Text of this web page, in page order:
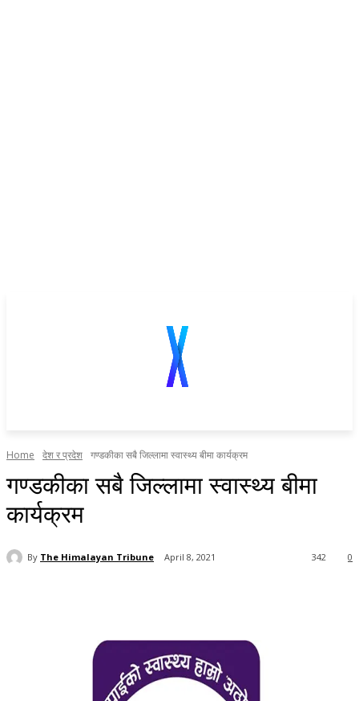
Home देश र प्रदेश गण्डकीका सबै जिल्लामा स्वास्थ्य बीमा कार्यक्रम
गण्डकीका सबै जिल्लामा स्वास्थ्य बीमा
कार्यक्रम
By The Himalayan Tribune April 8, 2021 0
342